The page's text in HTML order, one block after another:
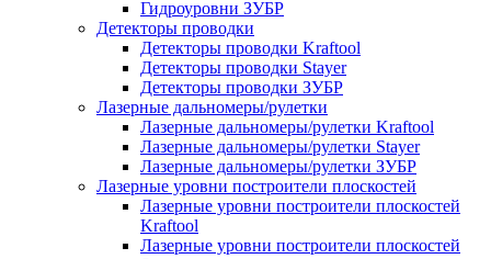
Гидроуровни ЗУБР
Детекторы проводки
Детекторы проводки Kraftool
Детекторы проводки Stayer
Детекторы проводки ЗУБР
Лазерные дальномеры/рулетки
Лазерные дальномеры/рулетки Kraftool
Лазерные дальномеры/рулетки Stayer
Лазерные дальномеры/рулетки ЗУБР
Лазерные уровни построители плоскостей
Лазерные уровни построители плоскостей
Kraftool
Лазерные уровни построители плоскостей